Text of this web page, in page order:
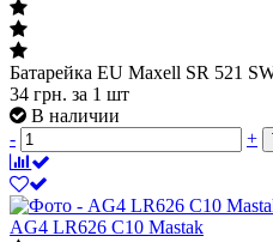
Батарейка EU Maxell SR 521
34 грн. за 1 шт
В наличии
-
+
AG4 LR626 C10 Mastak